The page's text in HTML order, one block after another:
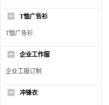
T恤广告衫
T恤广告衫
企业工作服
企业工服订制
冲锋衣